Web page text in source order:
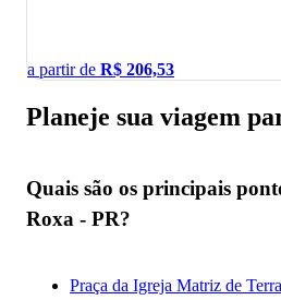
a partir de R$ 206,53
Planeje sua viagem
Quais são os principais
Roxa - PR?
Praça da Igreja Matriz de